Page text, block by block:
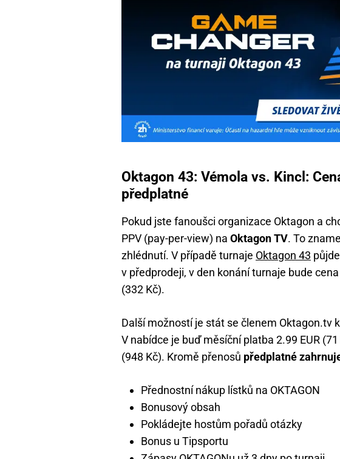
Oktagon 43: Vémola vs. Kincl:
předplatné
Pokud jste fanoušci organizace Oktagon a
PPV (pay-per-view) na Oktagon TV. To
zhlédnutí. V případě turnaje Oktagon 43
v předprodeji, v den konání turnaje bude
(332 Kč).
Další možností je stát se členem Oktagon.tv
V nabídce je buď měsíční platba 2.99 EUR
(948 Kč). Kromě přenosů předplatné
Přednostní nákup lístků na OKTAGON
Bonusový obsah
Pokládejte hostům pořadů otázky
Bonus u Tipsportu